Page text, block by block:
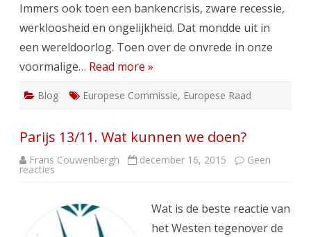
Immers ook toen een bankencrisis, zware recessie,
werkloosheid en ongelijkheid. Dat mondde uit in
een wereldoorlog. Toen over de onvrede in onze
voormalige… Read more »
Blog Europese Commissie, Europese Raad
Parijs 13/11. Wat kunnen we doen?
Frans Couwenbergh december 16, 2015 Geen
reacties
kunnen
we
doen?
Wat is de beste reactie van
het Westen tegenover de